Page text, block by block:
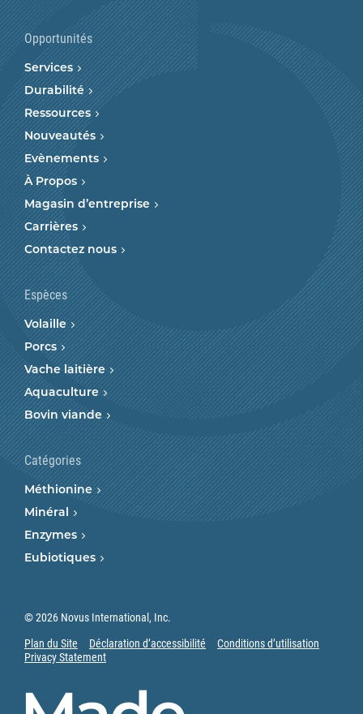
Opportunités
Services
Durabilité
Ressources
Nouveautés
Evènements
À Propos
Magasin d’entreprise
Carrières
Contactez nous
Espèces
Volaille
Porcs
Vache laitière
Aquaculture
Bovin viande
Catégories
Méthionine
Minéral
Enzymes
Eubiotiques
© 2026 Novus International, Inc.
Plan du Site
Déclaration d’accessibilité
Conditions d’utilisation
Privacy Statement